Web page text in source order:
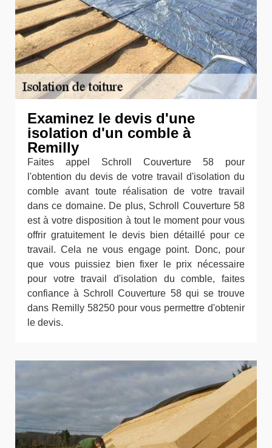
Examinez le devis d'une
isolation d'un comble à
Remilly
Faites appel Schroll Couverture 58 pour
l'obtention du devis de votre travail d'isolation du
comble avant toute réalisation de votre travail
dans ce domaine. De plus, Schroll Couverture 58
est à votre disposition à tout le moment pour vous
offrir gratuitement le devis bien détaillé pour ce
travail. Cela ne vous engage point. Donc, pour
que vous puissiez bien fixer le prix nécessaire
pour votre travail d'isolation du comble, faites
confiance à Schroll Couverture 58 qui se trouve
dans Remilly 58250 pour vous permettre d'obtenir
le devis.